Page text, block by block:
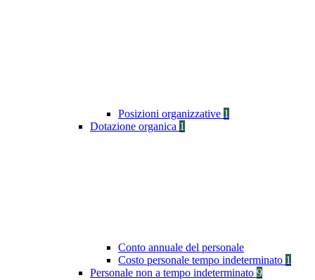
Posizioni organizzative 1
Dotazione organica 1
Conto annuale del personale
Costo personale tempo indeterminato 1
Personale non a tempo indeterminato 9